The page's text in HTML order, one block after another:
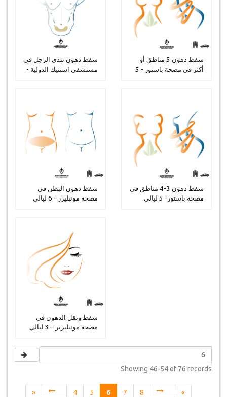
شفط دهون تثدي الرجل في
مستشفى استتيك الدولية -
شفط دهون 5 مناطق أو
أكثر في مصحة باستور - 5
شفط دهون البطن في
مصحة مونبليزر - 6 ليالي
شفط دهون 3-4 مناطق في
مصحة باستور- 5 ليالي
شفط ونقل الدهون في
مصحة مونبليزير – 3 ليالي
Showing 46-54 of 76 records
« 4 5 6 7 8 »